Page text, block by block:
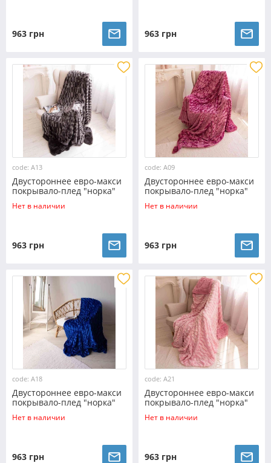
963 грн 963 грн
code: A13
Двустороннее евро-макси
покрывало-плед "норка"
(230*200) - темно-серое
Нет в наличии
963 грн
code: A09
Двустороннее евро-макси
покрывало-плед "норка"
(230*200) - темно-розовое
Нет в наличии
963 грн
code: A18
Двустороннее евро-макси
покрывало-плед "норка"
(230*200) - синее
Нет в наличии
963 грн
code: A21
Двустороннее евро-макси
покрывало-плед "норка"
(230*200) - светло-розовое
Нет в наличии
963 грн